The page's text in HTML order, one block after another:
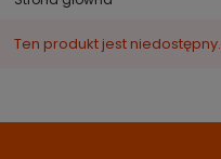
Ten produkt jest niedostępny.